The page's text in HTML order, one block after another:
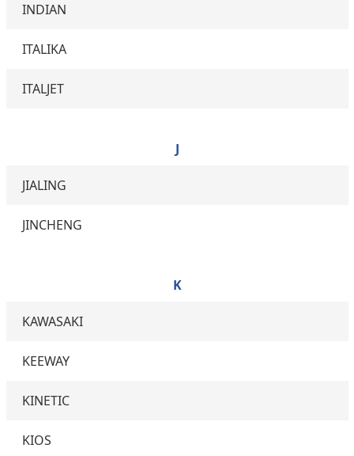
INDIAN
ITALIKA
ITALJET
J
JIALING
JINCHENG
K
KAWASAKI
KEEWAY
KINETIC
KIOS